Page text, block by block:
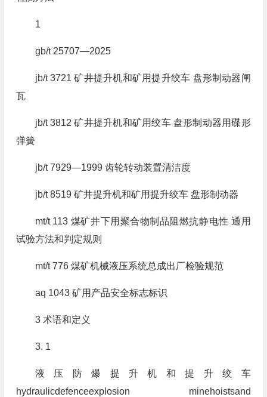
1
gb/t 25707—2025
jb/t 3721 矿井提升机和矿用提升绞车 盘形制动器闸
瓦
jb/t 3812 矿井提升机和矿用绞车 盘形制动器用碟形
弹簧
jb/t 7929—1999 齿轮转动装置清洁度
jb/t 8519 矿井提升机和矿用提升绞车 盘形制动器
mt/t 113 煤矿井下用聚合物制品阻燃抗静电性 通用
试验方法和判定规则
mt/t 776 煤矿机械液压系统总成出厂检验规范
aq 1043 矿用产品安全标志标识
3 术语和定义
3. 1
液压防爆提升机和提升绞车
hydraulicdefenceexplosion minehoistsand